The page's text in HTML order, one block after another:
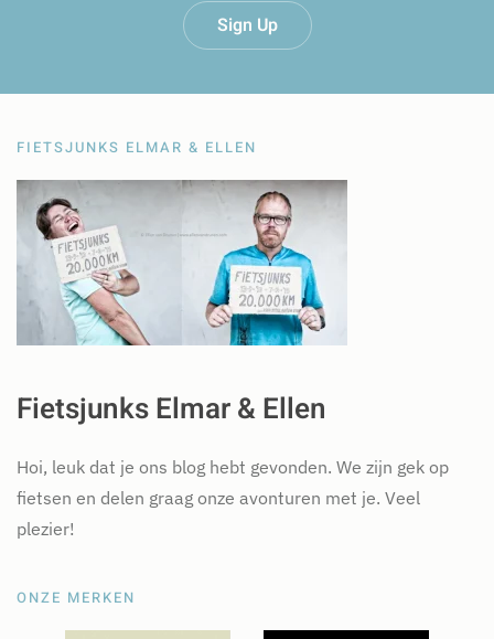
Sign Up
FIETSJUNKS ELMAR & ELLEN
Fietsjunks Elmar & Ellen
Hoi, leuk dat je ons blog hebt gevonden. We zijn gek op
fietsen en delen graag onze avonturen met je. Veel
plezier!
ONZE MERKEN